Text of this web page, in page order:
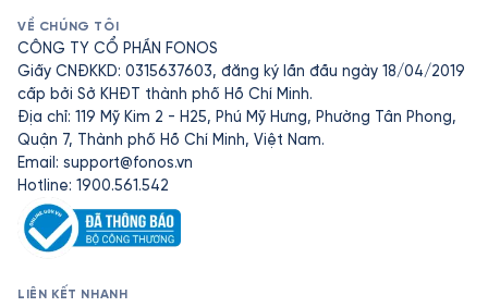
VỀ CHÚNG TÔI
CÔNG TY CỔ PHẦN FONOS
Giấy CNĐKKD: 0315637603, đăng ký lần đầu ngày 18/04/2019
cấp bởi Sở KHĐT thành phố Hồ Chí Minh.
Địa chỉ: 119 Mỹ Kim 2 - H25, Phú Mỹ Hưng, Phường Tân Phong,
Quận 7, Thành phố Hồ Chí Minh, Việt Nam.
Email: support@fonos.vn
Hotline: 1900.561.542
LIÊN KẾT NHANH